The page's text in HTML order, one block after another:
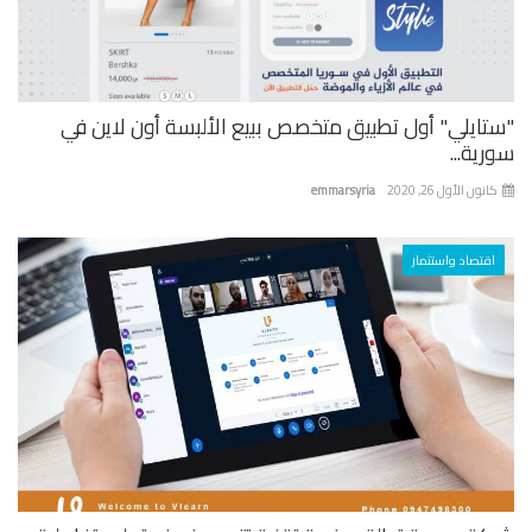
أول تطبيق متخصص ببيع الألبسة أون لاين في
emmarsyria الأول 26, 2020
اقتصاد واستثمار